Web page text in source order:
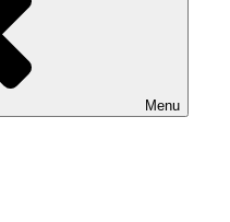
Menu